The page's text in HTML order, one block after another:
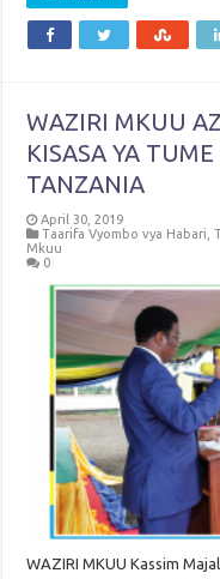
WAZIRI MKUU
KISASA YA
TANZANIA
April 30, 2019
Taarifa Vyombo vya Habari ,
Mkuu
0
WAZIRI MKUU Kassim